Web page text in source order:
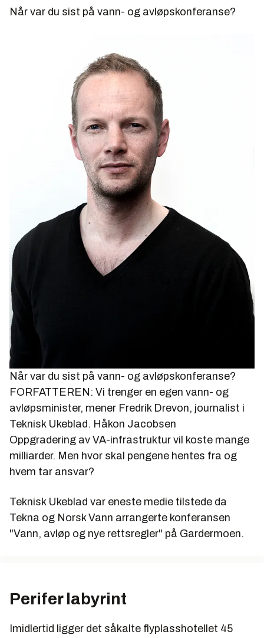
Når var du sist på vann- og avløpskonferanse?
Når var du sist på vann- og avløpskonferanse?
FORFATTEREN: Vi trenger en egen vann- og
avløpsminister, mener Fredrik Drevon, journalist i
Teknisk Ukeblad. Håkon Jacobsen
Oppgradering av VA-infrastruktur vil koste mange
milliarder. Men hvor skal pengene hentes fra og
hvem tar ansvar?
Teknisk Ukeblad var eneste medie tilstede da
Tekna og Norsk Vann arrangerte konferansen
"Vann, avløp og nye rettsregler" på Gardermoen.
Perifer labyrint
Imidlertid ligger det såkalte flyplasshotellet 45